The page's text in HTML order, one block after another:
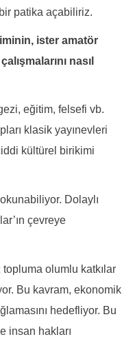
patika açabiliriz.
ister amatör
nasıl
eğitim, felsefi vb.
klasik yayınevleri
kültürel birikimi
Dolaylı
çevreye
olumlu katkılar
Bu kavram, ekonomik
hedefliyor. Bu
insan hakları